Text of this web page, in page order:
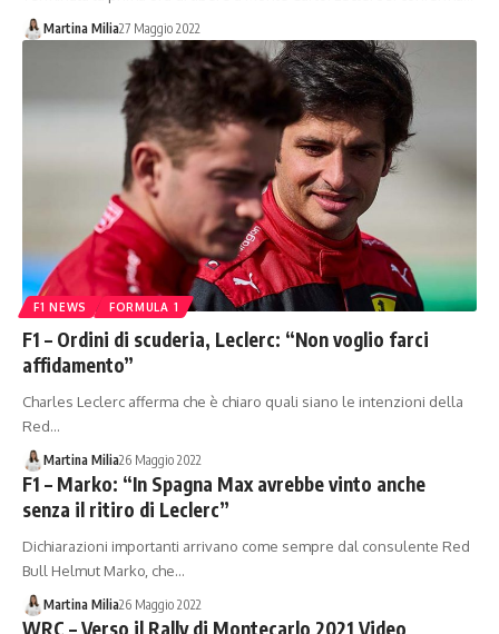
Martina Milia27 Maggio 2022
F1 NEWS FORMULA 1
F1 – Ordini di scuderia, Leclerc: “Non voglio farci
affidamento”
Charles Leclerc afferma che è chiaro quali siano le intenzioni della
Red…
Martina Milia26 Maggio 2022
F1 – Marko: “In Spagna Max avrebbe vinto anche
senza il ritiro di Leclerc”
Dichiarazioni importanti arrivano come sempre dal consulente Red
Bull Helmut Marko, che…
Martina Milia26 Maggio 2022
WRC – Verso il Rally di Montecarlo 2021 Video